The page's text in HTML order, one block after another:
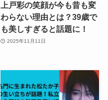
上戸彩の笑顔が今も昔も変
わらない理由とは？39歳で
も美しすぎると話題に！
2025年11月11日